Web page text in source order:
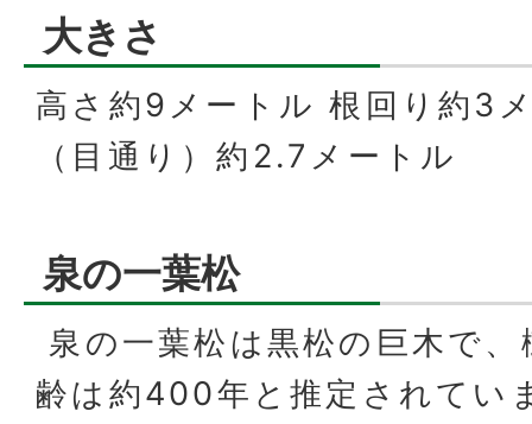
大きさ
高さ約9メートル 根回り約3
（目通り）約2.7メートル
泉の一葉松
泉の一葉松は黒松の巨木で、
齢は約400年と推定されてい